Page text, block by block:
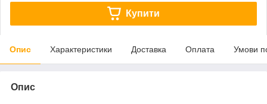
Купити
Опис Характеристики Доставка Оплата Умови
Опис